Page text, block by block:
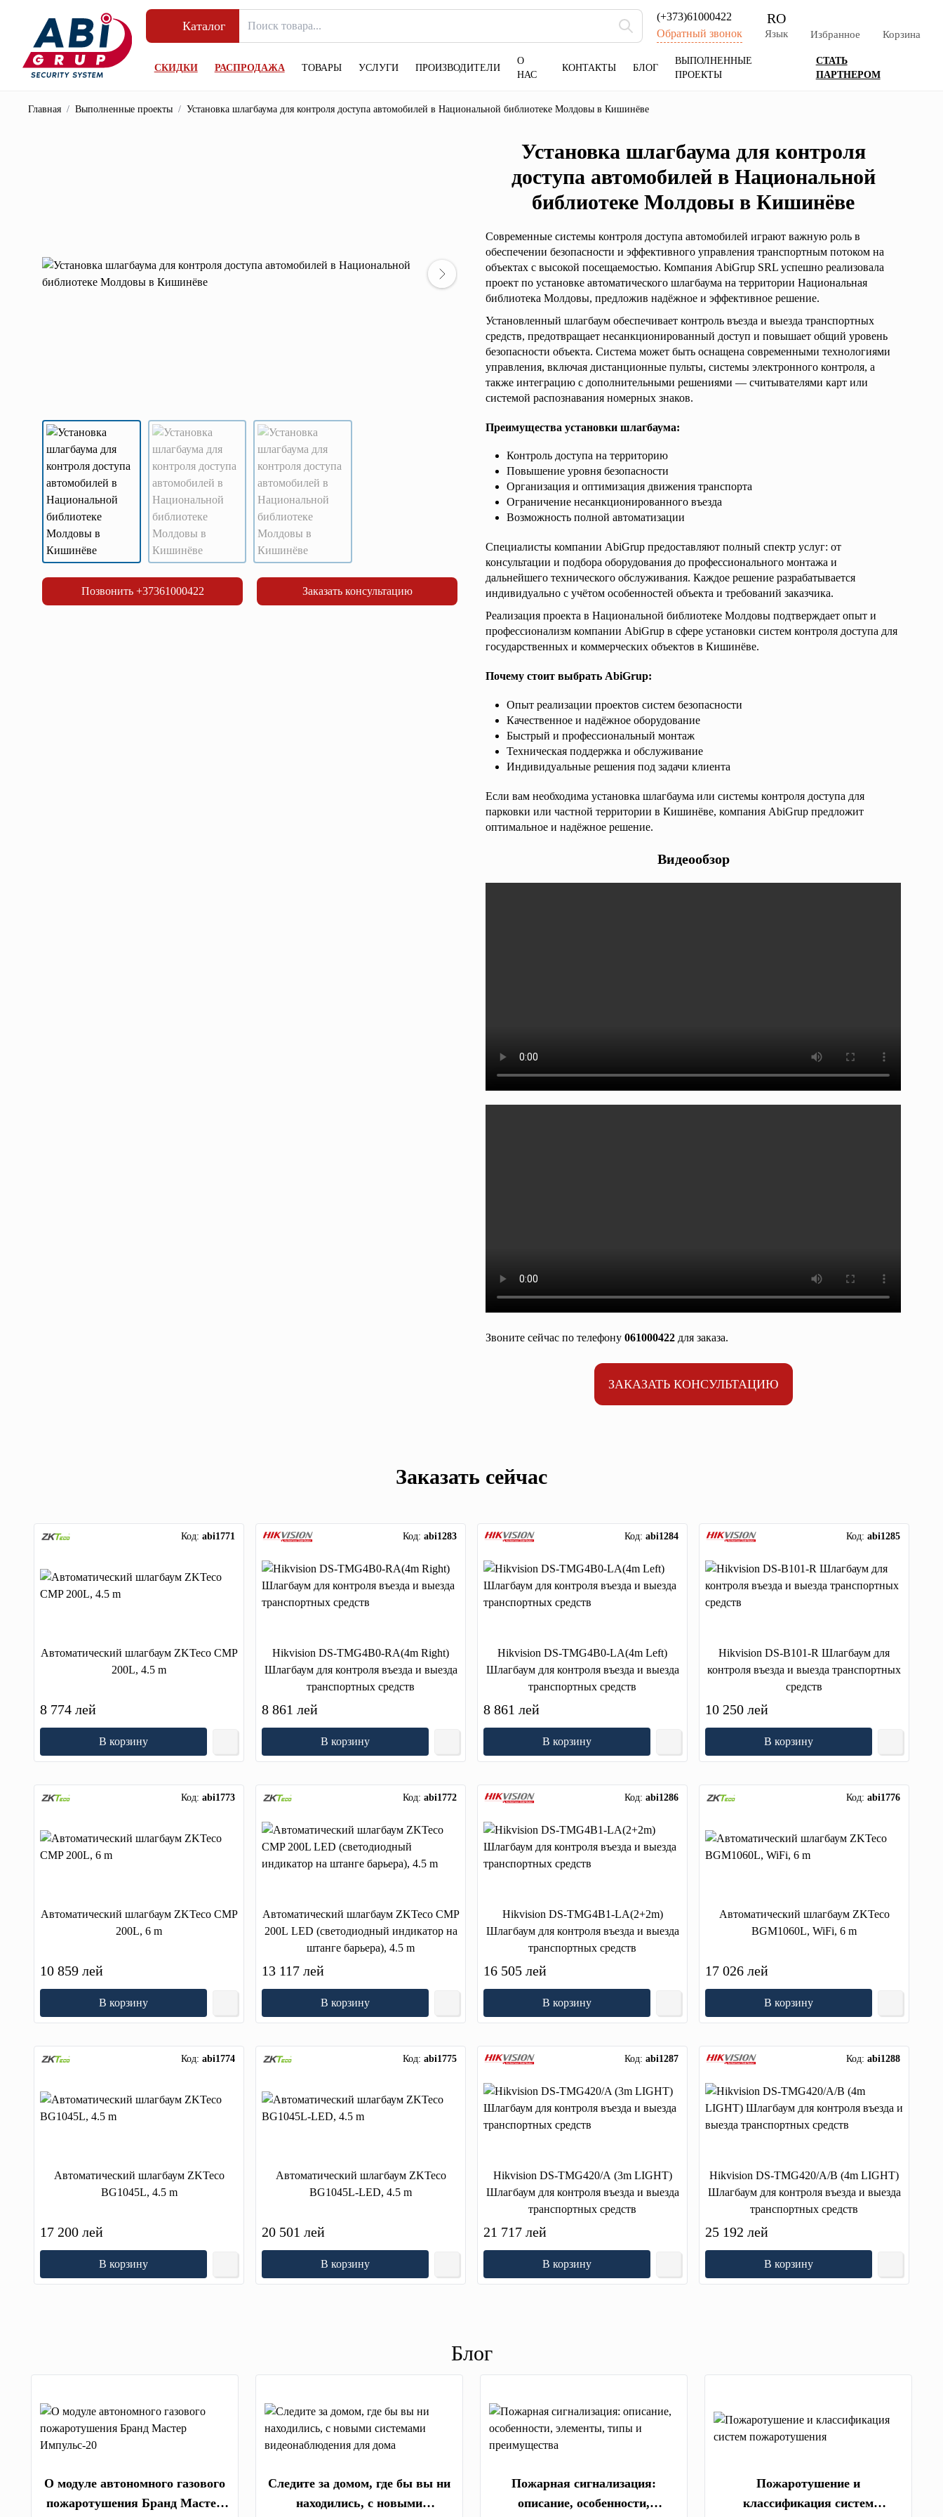
Каталог
(+373)61000422
Обратный звонок
RO
Язык Избранное Корзина
СКИДКИ РАСПРОДАЖА ТОВАРЫ УСЛУГИ ПРОИЗВОДИТЕЛИ
О
НАС
КОНТАКТЫ БЛОГ
ВЫПОЛНЕННЫЕ
ПРОЕКТЫ
СТАТЬ
ПАРТНЕРОМ
Главная / Выполненные проекты / Установка шлагбаума для контроля доступа автомобилей в Национальной библиотеке Молдовы в Кишинёве
Позвонить +37361000422 Заказать консультацию
Установка шлагбаума для контроля
доступа автомобилей в Национальной
библиотеке Молдовы в Кишинёве
Современные системы контроля доступа автомобилей играют важную роль в
обеспечении безопасности и эффективного управления транспортным потоком на
объектах с высокой посещаемостью. Компания AbiGrup SRL успешно реализовала
проект по установке автоматического шлагбаума на территории Национальная
библиотека Молдовы, предложив надёжное и эффективное решение.
Установленный шлагбаум обеспечивает контроль въезда и выезда транспортных
средств, предотвращает несанкционированный доступ и повышает общий уровень
безопасности объекта. Система может быть оснащена современными технологиями
управления, включая дистанционные пульты, системы электронного контроля, а
также интеграцию с дополнительными решениями — считывателями карт или
системой распознавания номерных знаков.
Преимущества установки шлагбаума:
Контроль доступа на территорию
Повышение уровня безопасности
Организация и оптимизация движения транспорта
Ограничение несанкционированного въезда
Возможность полной автоматизации
Специалисты компании AbiGrup предоставляют полный спектр услуг: от
консультации и подбора оборудования до профессионального монтажа и
дальнейшего технического обслуживания. Каждое решение разрабатывается
индивидуально с учётом особенностей объекта и требований заказчика.
Реализация проекта в Национальной библиотеке Молдовы подтверждает опыт и
профессионализм компании AbiGrup в сфере установки систем контроля доступа для
государственных и коммерческих объектов в Кишинёве.
Почему стоит выбрать AbiGrup:
Опыт реализации проектов систем безопасности
Качественное и надёжное оборудование
Быстрый и профессиональный монтаж
Техническая поддержка и обслуживание
Индивидуальные решения под задачи клиента
Если вам необходима установка шлагбаума или системы контроля доступа для
парковки или частной территории в Кишинёве, компания AbiGrup предложит
оптимальное и надёжное решение.
Видеообзор
Звоните сейчас по телефону 061000422 для заказа.
ЗАКАЗАТЬ КОНСУЛЬТАЦИЮ
Заказать сейчас
Код: abi1771
Автоматический шлагбаум ZKTeco CMP
200L, 4.5 m
8 774 лей
В корзину
Код: abi1283
Hikvision DS-TMG4B0-RA(4m Right)
Шлагбаум для контроля въезда и выезда
транспортных средств
8 861 лей
В корзину
Код: abi1284
Hikvision DS-TMG4B0-LA(4m Left)
Шлагбаум для контроля въезда и выезда
транспортных средств
8 861 лей
В корзину
Код: abi1285
Hikvision DS-B101-R Шлагбаум для
контроля въезда и выезда транспортных
средств
10 250 лей
В корзину
Код: abi1773
Автоматический шлагбаум ZKTeco CMP
200L, 6 m
10 859 лей
В корзину
Код: abi1772
Автоматический шлагбаум ZKTeco CMP
200L LED (светодиодный индикатор на
штанге барьера), 4.5 m
13 117 лей
В корзину
Код: abi1286
Hikvision DS-TMG4B1-LA(2+2m)
Шлагбаум для контроля въезда и выезда
транспортных средств
16 505 лей
В корзину
Код: abi1776
Автоматический шлагбаум ZKTeco
BGM1060L, WiFi, 6 m
17 026 лей
В корзину
Код: abi1774
Автоматический шлагбаум ZKTeco
BG1045L, 4.5 m
17 200 лей
В корзину
Код: abi1775
Автоматический шлагбаум ZKTeco
BG1045L-LED, 4.5 m
20 501 лей
В корзину
Код: abi1287
Hikvision DS-TMG420/A (3m LIGHT)
Шлагбаум для контроля въезда и выезда
транспортных средств
21 717 лей
В корзину
Код: abi1288
Hikvision DS-TMG420/A/B (4m LIGHT)
Шлагбаум для контроля въезда и выезда
транспортных средств
25 192 лей
В корзину
Блог
О модуле автономного газового
пожаротушения Бранд Мастер
Следите за домом, где бы вы ни
находились, с новыми
Пожарная сигнализация:
описание, особенности,
Пожаротушение и
классификация систем